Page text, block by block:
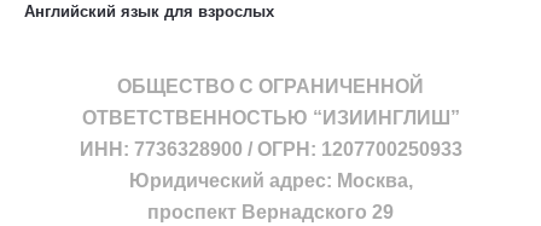
Английский язык для взрослых
ОБЩЕСТВО С ОГРАНИЧЕННОЙ
ОТВЕТСТВЕННОСТЬЮ “ИЗИИНГЛИШ”
ИНН: 7736328900 / ОГРН: 1207700250933
Юридический адрес: Москва,
проспект Вернадского 29